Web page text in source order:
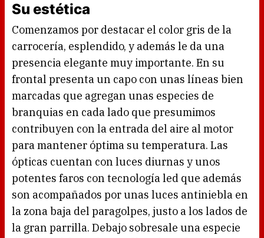
Su estética
Comenzamos por destacar el color gris de la
carrocería, esplendido, y además le da una
presencia elegante muy importante. En su
frontal presenta un capo con unas líneas bien
marcadas que agregan unas especies de
branquias en cada lado que presumimos
contribuyen con la entrada del aire al motor
para mantener óptima su temperatura. Las
ópticas cuentan con luces diurnas y unos
potentes faros con tecnología led que además
son acompañados por unas luces antiniebla en
la zona baja del paragolpes, justo a los lados de
la gran parrilla. Debajo sobresale una especie